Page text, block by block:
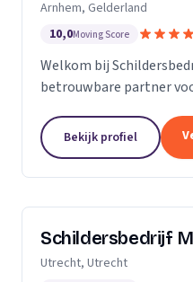
Arnhem, Gelderland
10,0Moving Score
Welkom bij
betrouwbare partner
de branche,
expertise en toewijding...
Bekijk profiel
Schildersbedrijf
Utrecht, Utrecht